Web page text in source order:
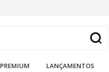
PREMIUM LANÇAMENTOS